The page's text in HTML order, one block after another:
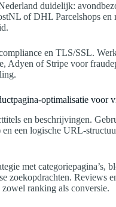
duidelijk:
of DHL Parcelshops en
en TLS/SSL.
Adyen of Stripe voor
optimalisatie voor
en beschrijvingen.
en een logische URL-
met categoriepagina’s,
zoekopdrachten. Reviews
zowel ranking als conversie.